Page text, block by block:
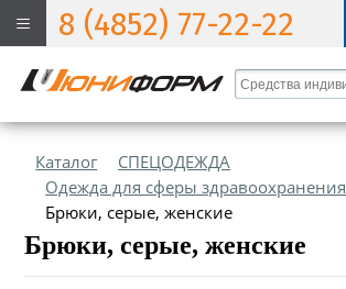
8 (4852) 77-22-22
Каталог
СПЕЦОДЕЖДА
Одежда для сферы здравоохранения
Брюки, серые, женские
Брюки, серые, женские